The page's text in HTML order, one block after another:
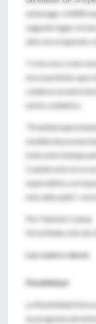
estómago: el 80%
segundo lugar, el
años era el aparato
Y a los tres a seis
esos pacientes que
cuidaron la
estrés oxidativo.
"El
medida de
todo este trabajo
Cuando esto no es
especialista
más adecuado",
Por Fabiola Czubaj
De la Redacción de
Las cuatro claves
Flexibilidad
La flexibilidad física
un programa de